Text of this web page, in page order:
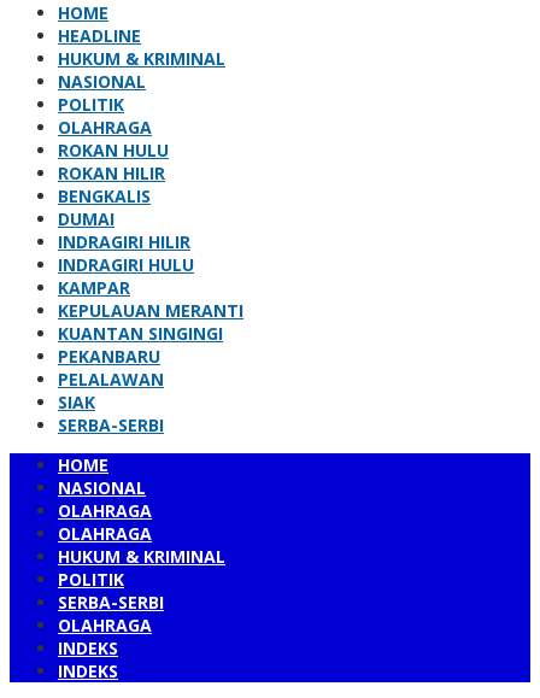
HOME
HEADLINE
HUKUM & KRIMINAL
NASIONAL
POLITIK
OLAHRAGA
ROKAN HULU
ROKAN HILIR
BENGKALIS
DUMAI
INDRAGIRI HILIR
INDRAGIRI HULU
KAMPAR
KEPULAUAN MERANTI
KUANTAN SINGINGI
PEKANBARU
PELALAWAN
SIAK
SERBA-SERBI
HOME
NASIONAL
OLAHRAGA
OLAHRAGA
HUKUM & KRIMINAL
POLITIK
SERBA-SERBI
OLAHRAGA
INDEKS
INDEKS